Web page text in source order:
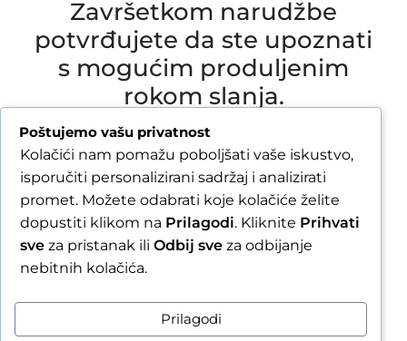
Završetkom narudžbe
potvrđujete da ste upoznati
s mogućim produljenim
rokom slanja.
Due to our annual holiday from 1 August 2026 to
16 August 2026, all orders received after 30 July
2026 will be processed and shipped during the
week following our return.
By completing your order, you confirm that you
are aware of the possible extended shipping
Zatvori obavijest / Close
Poštujemo vašu privatnost
Kolačići nam pomažu poboljšati vaše iskustvo,
isporučiti personalizirani sadržaj i analizirati
promet. Možete odabrati koje kolačiće želite
dopustiti klikom na Prilagodi. Kliknite Prihvati
sve za pristanak ili Odbij sve za odbijanje
nebitnih kolačića.
Prilagodi